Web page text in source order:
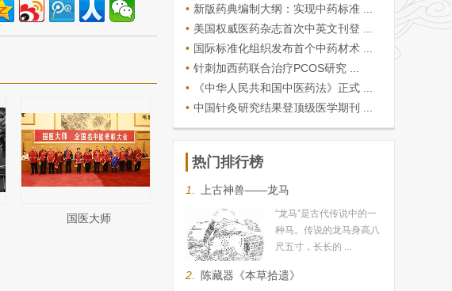
国医大师
• 新版药典编制大纲：实现中药标准 ...
• 美国权威医药杂志首次中英文刊登 ...
• 国际标准化组织发布首个中药材术 ...
• 针刺加西药联合治疗PCOS研究 ...
•
《中华人民共和国中医药法》正式 ...
• 中国针灸研究结果登顶级医学期刊 ...
热门排行榜
1. 上古神兽——龙马
“龙马”是古代传说中的一
种马。传说的龙马身高八
尺五寸，长长的 ...
2.
陈藏器《本草拾遗》